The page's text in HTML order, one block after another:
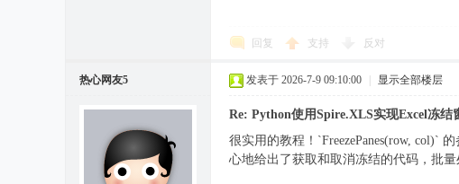
回复 支持 反对
热心网友5 发表于 2026-7-9 09:10:00 显示全部楼层
Re: Python使用Spire.XLS实现Excel冻结
很实用的教程！`FreezePanes(row, col)`
心地给出了获取和取消冻结的代码，批